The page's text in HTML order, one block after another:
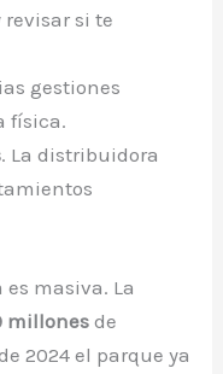
si te
gestiones
física.
. La distribuidora
masiva. La
millonesde
2024 el parque ya